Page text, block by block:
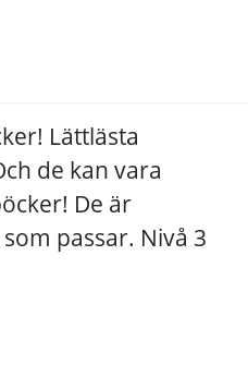
Lättlästa
de kan vara
De är
passar. Nivå 3